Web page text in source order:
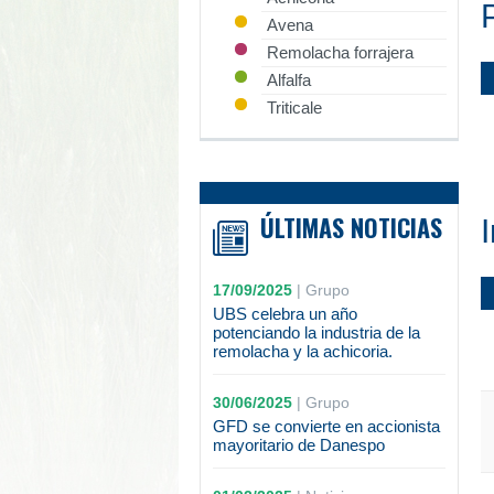
Avena
Remolacha forrajera
Alfalfa
Triticale
ÚLTIMAS NOTICIAS
17/09/2025| Grupo
UBS celebra un año
potenciando la industria de la
remolacha y la achicoria.
30/06/2025| Grupo
GFD se convierte en accionista
mayoritario de Danespo